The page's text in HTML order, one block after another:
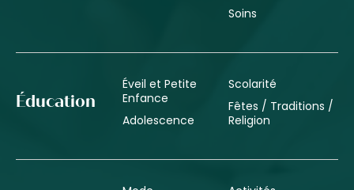
Soins
Éducation
Éveil et Petite
Enfance
Adolescence
Scolarité
Fêtes / Traditions /
Religion